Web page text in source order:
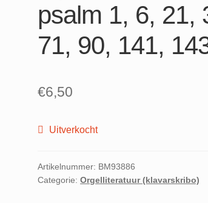
psalm 1, 6, 21,
71, 90, 141,
€6,50
Uitverkocht
Artikelnummer: BM93886
Categorie:Orgelliteratuur (klavarskribo)